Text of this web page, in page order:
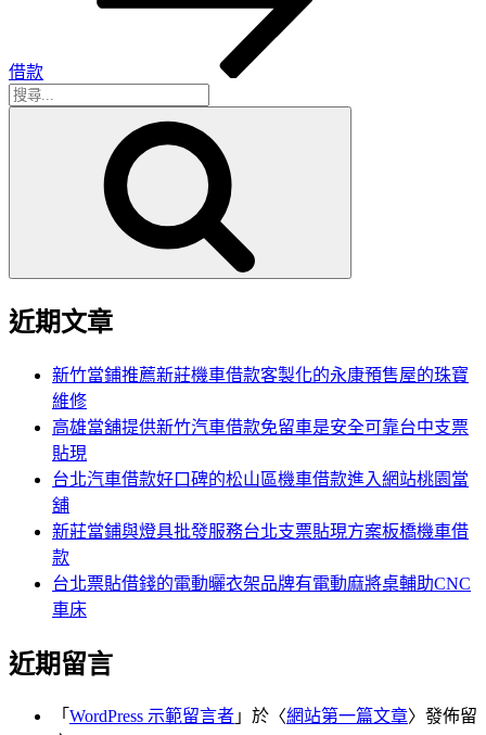
借款
搜
近期文章
新竹當鋪推薦新莊機車借款客製化的永康預售屋的珠寶
維修
高雄當舖提供新竹汽車借款免留車是安全可靠台中支票
貼現
台北汽車借款好口碑的松山區機車借款進入網站桃園當
舖
新莊當鋪與燈具批發服務台北支票貼現方案板橋機車借
款
台北票貼借錢的電動曬衣架品牌有電動麻將桌輔助CNC
車床
近期留言
「 WordPress 示範留言者 」於〈網站第一篇文章〉發佈留